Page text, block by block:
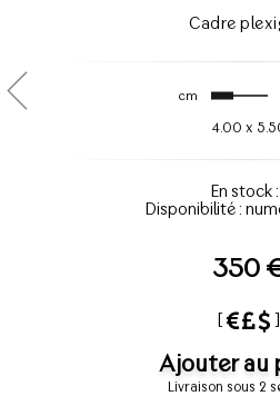
Cadre
cm
4.00 x
En stock :
Disponibilité :
350
[ ]
Ajouter au
Livraison sous 2